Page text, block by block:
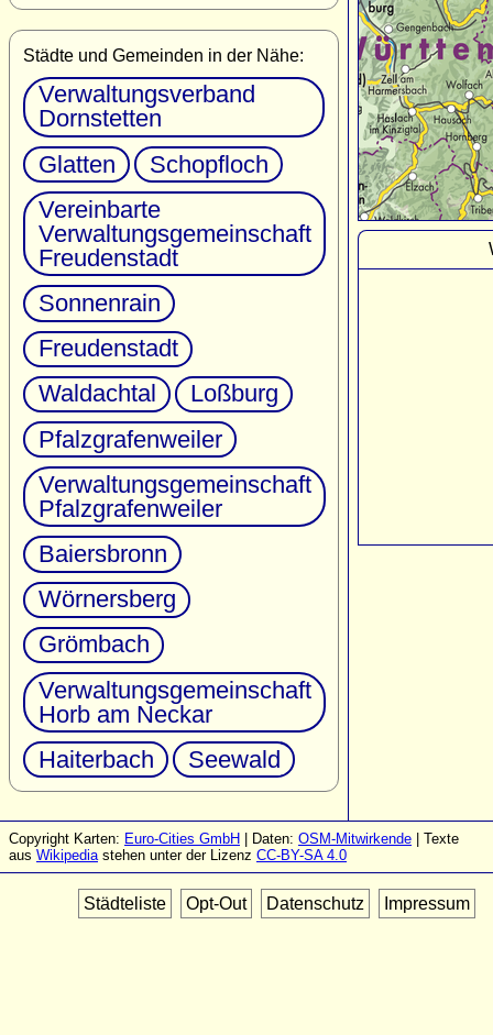
Städte und Gemeinden in der Nähe:
Verwaltungsverband
Dornstetten
Glatten
Schopfloch
Vereinbarte
Verwaltungsgemeinschaft
Freudenstadt
Sonnenrain
Freudenstadt
Waldachtal
Loßburg
Pfalzgrafenweiler
Verwaltungsgemeinschaft
Pfalzgrafenweiler
Baiersbronn
Wörnersberg
Grömbach
Verwaltungsgemeinschaft
Horb am Neckar
Haiterbach
Seewald
Copyright Karten: Euro-Cities GmbH | Daten: OSM-Mitwirkende | Texte
aus Wikipediastehen unter der Lizenz CC-BY-SA 4.0
Städteliste Opt-Out Datenschutz Impressum